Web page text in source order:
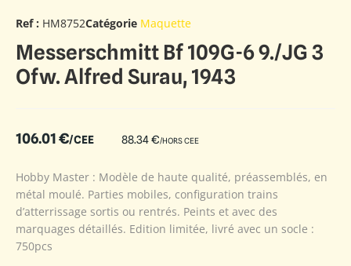
Ref : HM8752Catégorie Maquette
Messerschmitt Bf 109G-6 9./JG 3
Ofw. Alfred Surau, 1943
106.01€/CEE 88.34€/HORS CEE
Hobby Master : Modèle de haute qualité, préassemblés, en
métal moulé. Parties mobiles, configuration trains
d’atterrissage sortis ou rentrés. Peints et avec des
marquages détaillés. Edition limitée, livré avec un socle :
750pcs